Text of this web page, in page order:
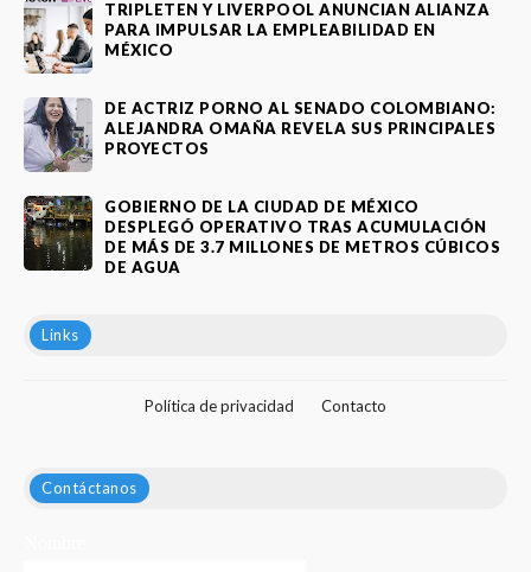
TRIPLETEN Y LIVERPOOL ANUNCIAN ALIANZA
PARA IMPULSAR LA EMPLEABILIDAD EN
MÉXICO
DE ACTRIZ PORNO AL SENADO COLOMBIANO:
ALEJANDRA OMAÑA REVELA SUS PRINCIPALES
PROYECTOS
GOBIERNO DE LA CIUDAD DE MÉXICO
DESPLEGÓ OPERATIVO TRAS ACUMULACIÓN
DE MÁS DE 3.7 MILLONES DE METROS CÚBICOS
DE AGUA
Links
Política de privacidad Contacto
Contáctanos